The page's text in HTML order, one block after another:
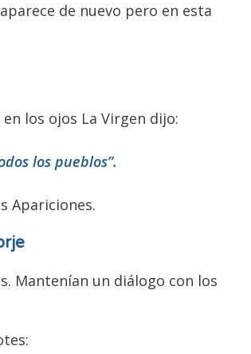
de nuevo pero en esta
los ojos La Virgen dijo:
los pueblos”.
Apariciones.
Mantenían un diálogo con los